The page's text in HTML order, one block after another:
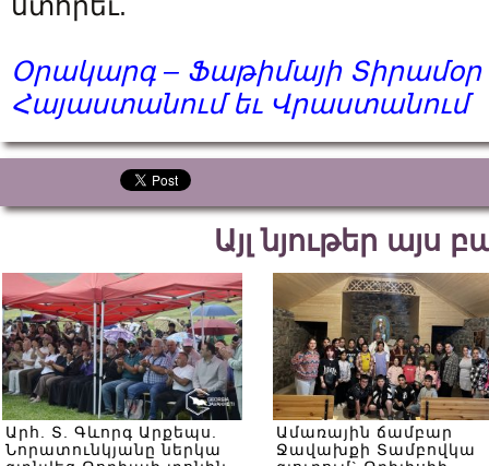
Օրակարգ – Ֆաթիմայի
Հայաստանում եւ Վրաստանում
Այլ նյութեր այս
Արհ. Տ. Գևորգ Արքեպս.
Նորատունկյանը ներկա
Ամառային ճամբար
Ջավախքի Տամբովկա